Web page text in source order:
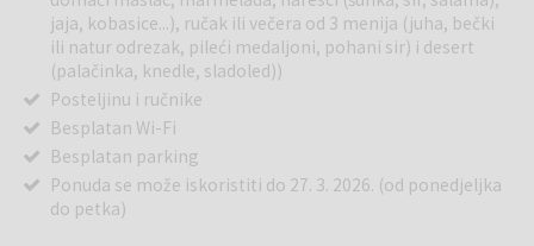
jaja, kobasice...), ručak ili večera od 3 menija (juha, bečki
ili natur odrezak, pileći medaljoni, pohani sir) i desert
(palačinka, knedle, sladoled))
Posteljinu i ručnike
Besplatan Wi-Fi
Besplatan parking
Ponuda se može iskoristiti do 27. 3. 2026. (od ponedjeljka
do petka)